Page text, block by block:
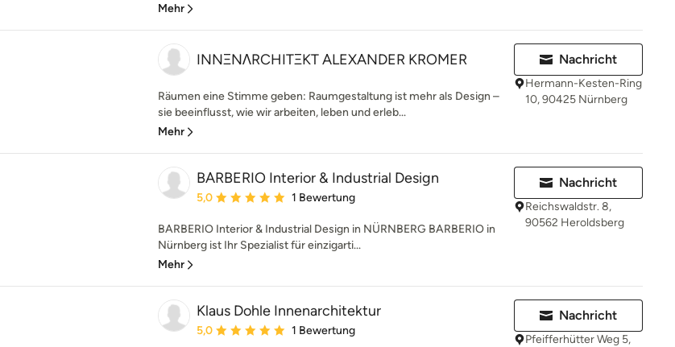
Mehr
INNΞNΛRCHITΞKT ALEXANDER KROMER
Räumen eine Stimme geben: Raumgestaltung ist mehr als Design –
sie beeinflusst, wie wir arbeiten, leben und erleb...
Mehr
Nachricht
Hermann-Kesten-Ring
10, 90425 Nürnberg
BARBERIO Interior & Industrial Design
Durchschnittliche Bewertung: 5 von 5 Sternen
5,0 1 Bewertung
BARBERIO Interior & Industrial Design in NÜRNBERG BARBERIO in
Nürnberg ist Ihr Spezialist für einzigarti...
Mehr
Nachricht
Reichswaldstr. 8,
90562 Heroldsberg
Klaus Dohle Innenarchitektur
Durchschnittliche Bewertung: 5 von 5 Sternen
5,0 1 Bewertung
Nachricht
Pfeifferhütter Weg 5,